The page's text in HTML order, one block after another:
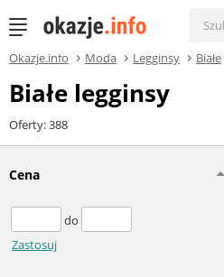
Okazje.info Moda Legginsy Białe
Białe legginsy
Oferty: 388
Cena
do
Zastosuj